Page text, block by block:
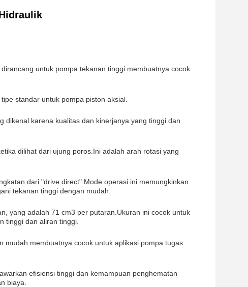
untuk pompa tekanan tinggi.membuatnya cocok
standar untuk pompa piston aksial.
dikenal karena kualitas dan kinerjanya yang tinggi.dan
dilihat dari ujung poros.Ini adalah arah rotasi yang
dari "drive direct".Mode operasi ini memungkinkan
tekanan tinggi dengan mudah.
yang adalah 71 cm3 per putaran.Ukuran ini cocok untuk
tinggi dan aliran tinggi.
mudah.membuatnya cocok untuk aplikasi pompa tugas
efisiensi tinggi dan kemampuan penghematan
biaya.